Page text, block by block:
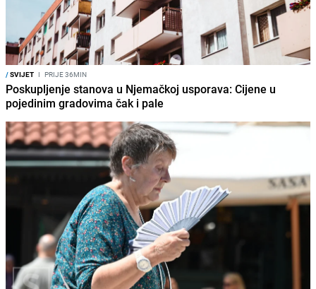
/SVIJET I PRIJE 36MIN
Poskupljenje stanova u Njemačkoj usporava: Cijene u
pojedinim gradovima čak i pale